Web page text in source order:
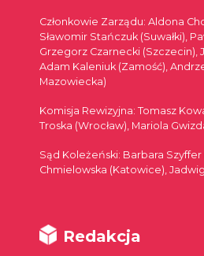
Członkowie Zarządu: Aldona
Sławomir Stańczuk (Suwałki),
Grzegorz Czarnecki (Szczecin),
Adam Kaleniuk (Zamość),
Mazowiecka)
Komisja Rewizyjna: Tomasz
Troska (Wrocław), Mariola
Sąd Koleżeński: Barbara
Chmielowska (Katowice),
Redakcja